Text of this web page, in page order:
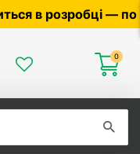
— по ціні
0